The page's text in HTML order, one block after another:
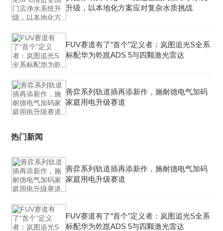
升级，以本地化方案应对复杂水质挑战
FUV赛道有了“首个”定义者：岚图追光S全系
标配华为乾崑ADS 5与四颗激光雷达
善弈系列轨道插再添新作，施耐德电气加码
家庭用电升级赛道
热门新闻
善弈系列轨道插再添新作，施耐德电气加码
家庭用电升级赛道
FUV赛道有了“首个”定义者：岚图追光S全系
标配华为乾崑ADS 5与四颗激光雷达